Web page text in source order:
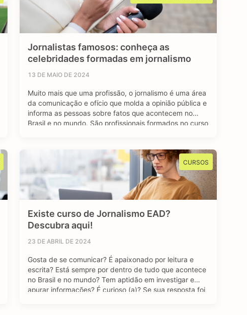
Jornalistas famosos: conheça as
celebridades formadas em jornalismo
13 DE MAIO DE 2024
Muito mais que uma profissão, o jornalismo é uma área
da comunicação e ofício que molda a opinião pública e
informa as pessoas sobre fatos que acontecem no
Brasil e no mundo. São profissionais formados no curso
CURSOS
Existe curso de Jornalismo EAD?
Descubra aqui!
23 DE ABRIL DE 2024
Gosta de se comunicar? É apaixonado por leitura e
escrita? Está sempre por dentro de tudo que acontece
no Brasil e no mundo? Tem aptidão em investigar e
apurar informações? É curioso (a)? Se sua resposta foi